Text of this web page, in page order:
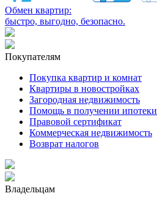
Обмен квартир:
быстро, выгодно, безопасно.
Покупателям
Покупка квартир и комнат
Квартиры в новостройках
Загородная недвижимость
Помощь в получении ипотеки
Правовой сертификат
Коммерческая недвижимость
Возврат налогов
Владельцам